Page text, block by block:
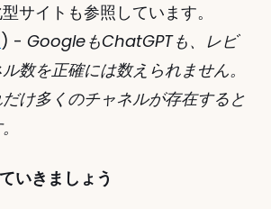
サイトも参照しています。
) - GoogleもChatGPTも、レビ
数を正確には数えられません。
け多くのチャネルが存在すると
いきましょう